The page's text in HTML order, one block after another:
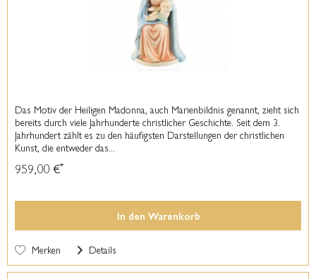
Das Motiv der Heiligen Madonna, auch Marienbildnis genannt, zieht sich
bereits durch viele Jahrhunderte christlicher Geschichte. Seit dem 3.
Jahrhundert zählt es zu den häufigsten Darstellungen der christlichen
Kunst, die entweder das...
959,00 €*
In den Warenkorb
Merken Details